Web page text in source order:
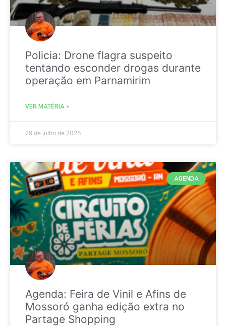
Policia: Drone flagra suspeito
tentando esconder drogas durante
operação em Parnamirim
VER MATÉRIA »
29 de julho de 2026
AGENDA
Agenda: Feira de Vinil e Afins de
Mossoró ganha edição extra no
Partage Shopping